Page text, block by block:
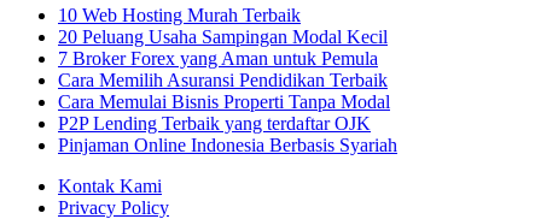
10 Web Hosting Murah Terbaik
20 Peluang Usaha Sampingan Modal Kecil
7 Broker Forex yang Aman untuk Pemula
Cara Memilih Asuransi Pendidikan Terbaik
Cara Memulai Bisnis Properti Tanpa Modal
P2P Lending Terbaik yang terdaftar OJK
Pinjaman Online Indonesia Berbasis Syariah
Kontak Kami
Privacy Policy